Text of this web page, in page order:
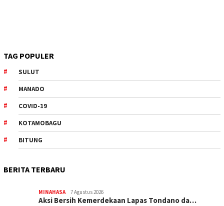
TAG POPULER
SULUT
MANADO
COVID-19
KOTAMOBAGU
BITUNG
BERITA TERBARU
MINAHASA 7 Agustus 2026
Aksi Bersih Kemerdekaan Lapas Tondano da…